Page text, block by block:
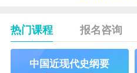
热门课程 报名咨询
中国近现代史纲要